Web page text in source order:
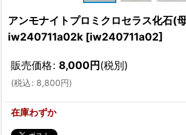
アンモナイトプロミクロセラス化石(母
iw240711a02k [iw240711a02]
販売価格: 8,000円(税別)
(税込: 8,800円)
在庫わずか